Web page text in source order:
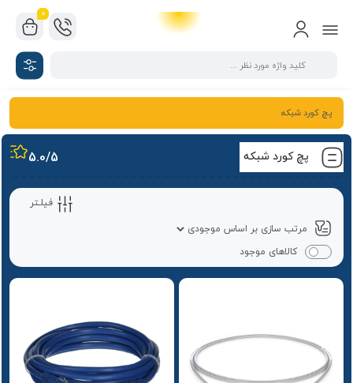
0
پچ کورد شبکه
پچ کورد شبکه 5.0/5
فیلـتر
کالاهای موجود